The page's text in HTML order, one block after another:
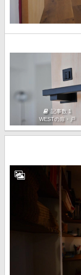
記事数 1
WESTの扉・戸